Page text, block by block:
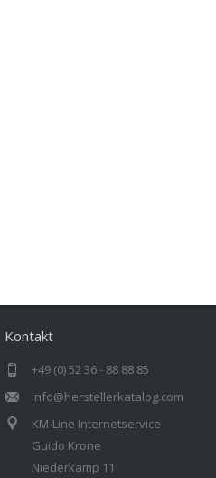
Kontakt
+49 (0) 52 36 - 88 88 85
info@herstellerkatalog.com
KM-Line Internetservice
Guido Krone
Niederkamp 11